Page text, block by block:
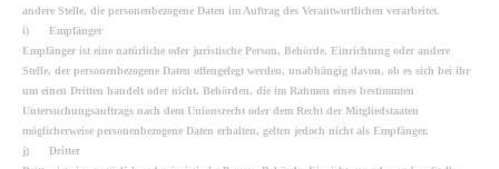
andere Stelle, die personenbezogene Daten im Auftrag des Verantwortlichen verarbeitet.
i) Empfänger
Empfänger ist eine natürliche oder juristische Person, Behörde, Einrichtung oder andere
Stelle, der personenbezogene Daten offengelegt werden, unabhängig davon, ob es sich bei ihr
um einen Dritten handelt oder nicht. Behörden, die im Rahmen eines bestimmten
Untersuchungsauftrags nach dem Unionsrecht oder dem Recht der Mitgliedstaaten
möglicherweise personenbezogene Daten erhalten, gelten jedoch nicht als Empfänger.
j) Dritter